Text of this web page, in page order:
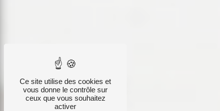
Ce site utilise des cookies et
vous donne le contrôle sur
ceux que vous souhaitez
activer